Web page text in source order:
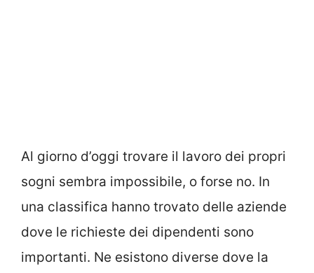
Al giorno d’oggi trovare il lavoro dei propri
sogni sembra impossibile, o forse no. In
una classifica hanno trovato delle aziende
dove le richieste dei dipendenti sono
importanti. Ne esistono diverse dove la